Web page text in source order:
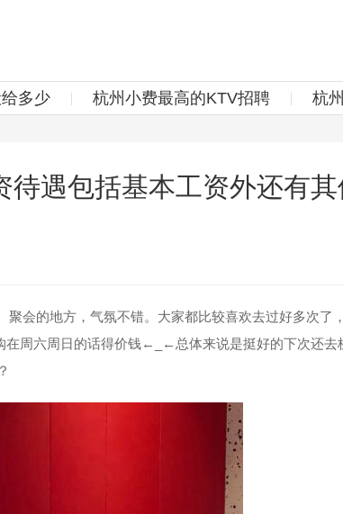
多少 杭州小费最高的KTV招聘 杭
遇包括基本工资外还有
会的地方，气氛不错。大家都比较喜欢去过好多次了
在周六周日的话得价钱←_←总体来说是挺好的下次还去